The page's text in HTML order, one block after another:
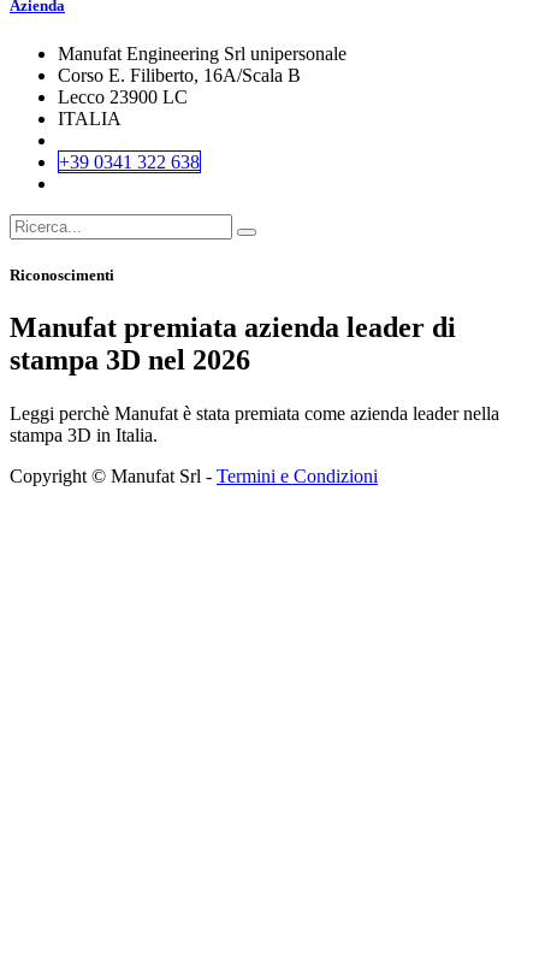
Azienda
Manufat Engineering Srl unipersonale
Corso E. Filiberto, 16A/Scala B
Lecco 23900 LC
ITALIA
+39 0341 322 638
Riconoscimenti
Manufat premiata azienda leader di
stampa 3D nel 2026
Leggi perchè Manufat è stata premiata come azienda leader nella
stampa 3D in Italia.
Copyright © Manufat Srl - Termini e Condizioni